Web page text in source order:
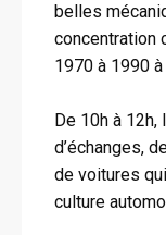
belles
concentration
1970 à 1990
De 10h à
d’échanges,
de voitures
culture